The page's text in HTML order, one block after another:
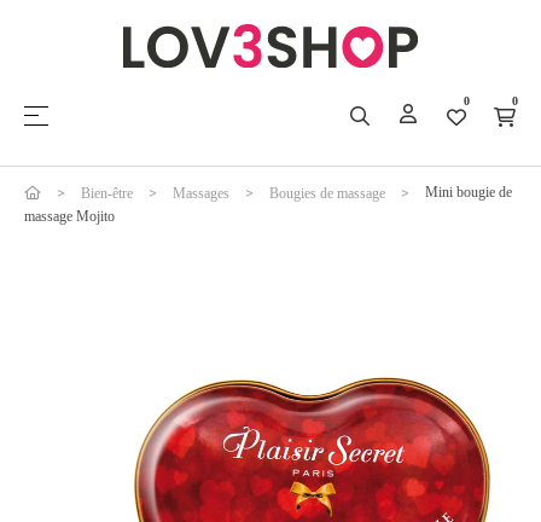
0 0
Basculer la navigation
☰
Bien-être Massages Bougies de massage
Mini bougie de
massage Mojito